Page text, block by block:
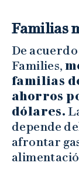
Familias
De
Families,
familias
ahorros
dólares.
depende
afrontar